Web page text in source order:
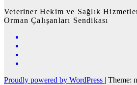
Veteriner Hekim ve Sağlık
Orman Çalışanları Sendikası
Proudly powered by WordPress | Theme: